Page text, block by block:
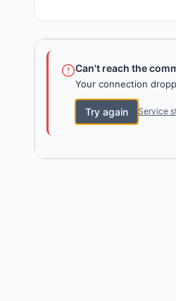
Can't reach the
Your connection
Try again Service